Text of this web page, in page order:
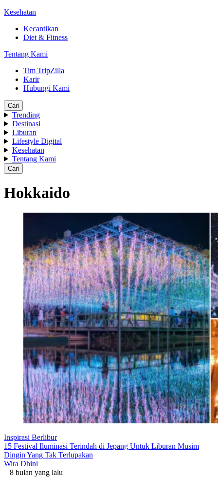
Kesehatan
Kecantikan
Diet & Fitness
Tentang Kami
Tim TripZilla
Karir
Hubungi Kami
Cari
Trending
Destinasi
Liburan
Lifestyle Digital
Kesehatan
Tentang Kami
Cari
Hokkaido
Inspirasi Berlibur
15 Festival Iluminasi Terindah di Jepang Untuk Liburan Musim
Dingin Yang Tak Terlupakan
Wira Dhini
8 bulan yang lalu